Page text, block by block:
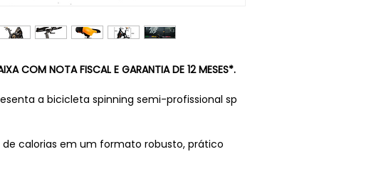
COM NOTA FISCAL E GARANTIA DE 12 MESES*.
a bicicleta spinning semi-profissional sp
calorias em um formato robusto, prático